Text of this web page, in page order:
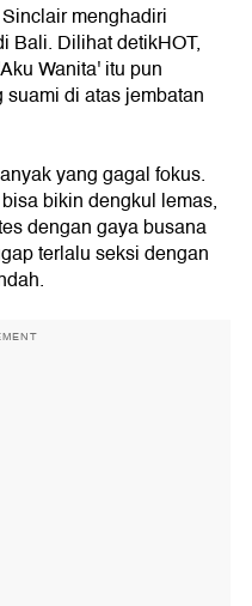
menghadiri
Bali. Dilihat detikHOT,
Wanita' itu pun
di atas jembatan
yang gagal fokus.
bikin dengkul lemas,
dengan gaya busana
terlalu seksi dengan